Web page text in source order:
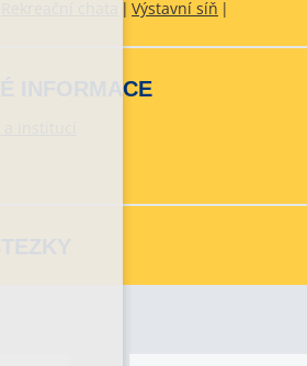
Výstavní síň
INFORMACE